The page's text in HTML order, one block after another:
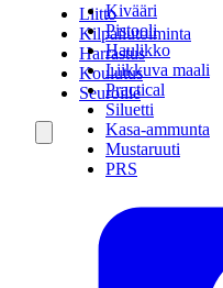
Kivääri
Pistooli
Haulikko
Liikkuva maali
Practical
Siluetti
Kasa-ammunta
Mustaruuti
PRS
Liitto
Kilpailutoiminta
Harrastus
Koulutus
Seuroille